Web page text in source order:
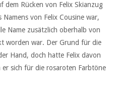
dem Rücken von Felix Skianzug
von Felix Cousine war,
Name zusätzlich oberhalb von
worden war. Der Grund für die
Hand, doch hatte Felix davon
sich für die rosaroten Farbtöne